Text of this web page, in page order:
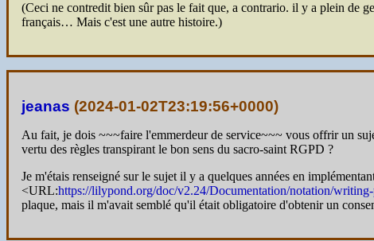
(Ceci ne contredit bien sûr pas le fait que, a contrario. il y a plein de
français… Mais c'est une autre histoire.)
jeanas (2024-01-02T23:19:56+0000)
Au fait, je dois ~~~faire l'emmerdeur de service~~~ vous offrir un
vertu des règles transpirant le bon sens du sacro-saint RGPD ?
Je m'étais renseigné sur le sujet il y a quelques années en
<URL:https://lilypond.org/doc/v2.24/Documentation/notation/
plaque, mais il m'avait semblé qu'il était obligatoire d'obtenir un